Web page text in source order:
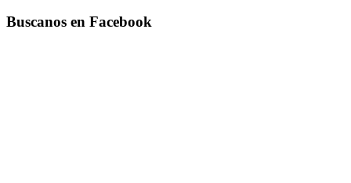
Buscanos en Facebook